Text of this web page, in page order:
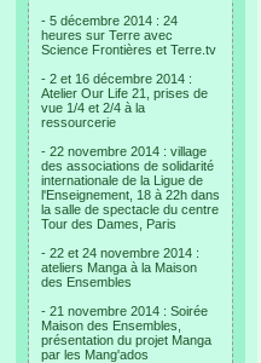
- 5 décembre 2014 : 24
heures sur Terre avec
Science Frontières et Terre.tv
- 2 et 16 décembre 2014 :
Atelier Our Life 21, prises de
vue 1/4 et 2/4 à la
ressourcerie
- 22 novembre 2014 : village
des associations de solidarité
internationale de la Ligue de
l'Enseignement, 18 à 22h dans
la salle de spectacle du centre
Tour des Dames, Paris
- 22 et 24 novembre 2014 :
ateliers Manga à la Maison
des Ensembles
- 21 novembre 2014 : Soirée
Maison des Ensembles,
présentation du projet Manga
par les Mang'ados